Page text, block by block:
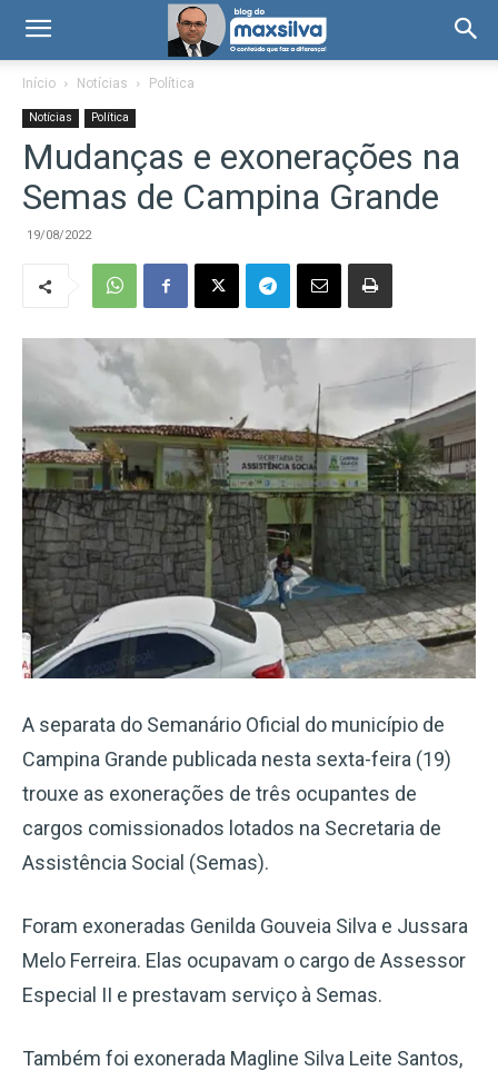
Início Notícias Política
Notícias Política
Mudanças e exonerações na
Semas de Campina Grande
19/08/2022
A separata do Semanário Oficial do município de
Campina Grande publicada nesta sexta-feira (19)
trouxe as exonerações de três ocupantes de
cargos comissionados lotados na Secretaria de
Assistência Social (Semas).
Foram exoneradas Genilda Gouveia Silva e Jussara
Melo Ferreira. Elas ocupavam o cargo de Assessor
Especial II e prestavam serviço à Semas.
Também foi exonerada Magline Silva Leite Santos,